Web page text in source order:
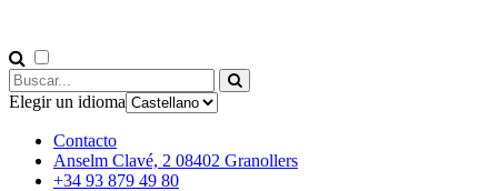
Elegir un idioma
Contacto
Anselm Clavé, 2 08402 Granollers
+34 93 879 49 80